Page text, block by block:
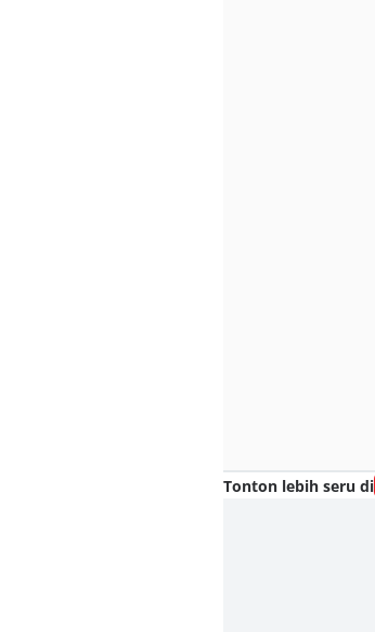
Tonton lebih seru di